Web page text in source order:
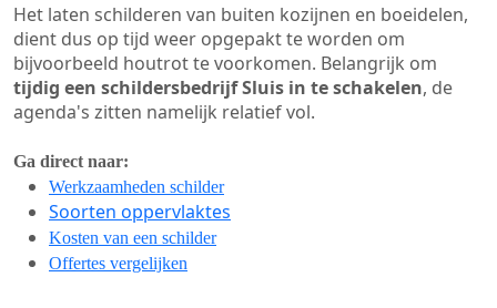
Het laten schilderen van buiten kozijnen en boeidelen,
dient dus op tijd weer opgepakt te worden om
bijvoorbeeld houtrot te voorkomen. Belangrijk om
tijdig een schildersbedrijf Sluis in te schakelen, de
agenda's zitten namelijk relatief vol.
Ga direct naar:
Werkzaamheden schilder
Soorten oppervlaktes
Kosten van een schilder
Offertes vergelijken